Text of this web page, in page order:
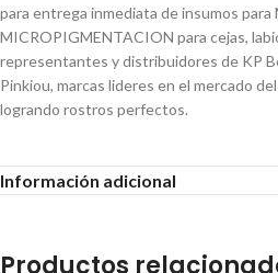
para entrega inmediata de insumos
MICROPIGMENTACION para cejas,
representantes y distribuidores de KP
Pinkiou, marcas lideres en el mercado
logrando rostros perfectos.
Información adicional
Productos